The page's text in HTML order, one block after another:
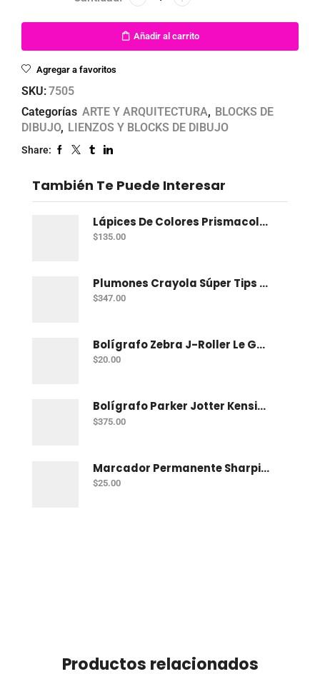
Añadir al carrito
Agregar a favoritos
SKU:7505
Categorías ARTE Y ARQUITECTURA, BLOCKS DE
DIBUJO, LIENZOS Y BLOCKS DE DIBUJO
Share:
También Te Puede Interesar
Lápices De Colores Prismacolor Junior Con 12 Dual
$135.00
Plumones Crayola Súper Tips Con 50
$347.00
Bolígrafo Zebra J-Roller Le Gel 0.7 Mm Azul
$20.00
Bolígrafo Parker Jotter Kensington Ct Bp
$375.00
Marcador Permanente Sharpie Chisel Tip - Rojo
$25.00
Productos relacionados